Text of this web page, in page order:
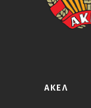
ΑΚΕΛ